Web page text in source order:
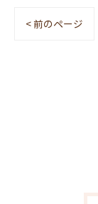
< 前のページ